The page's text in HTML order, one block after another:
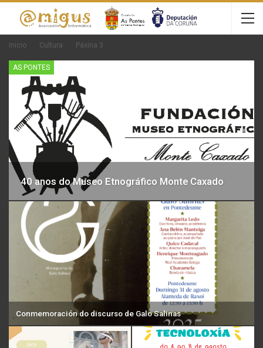
Inicio Cultura Páxina 3
AS PONTES
40 anos do Museo Etnográfico Monte Caxado
Conmemoración do discurso de Galo Salinas